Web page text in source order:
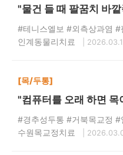
"물건 들 때 팔꿈치 바
#테니스엘보 #외측상과염
인계동물리치료
|
[목/두통]
"컴퓨터를 오래 하면 목
#경추성두통 #거북목교정
수원목교정치료
|